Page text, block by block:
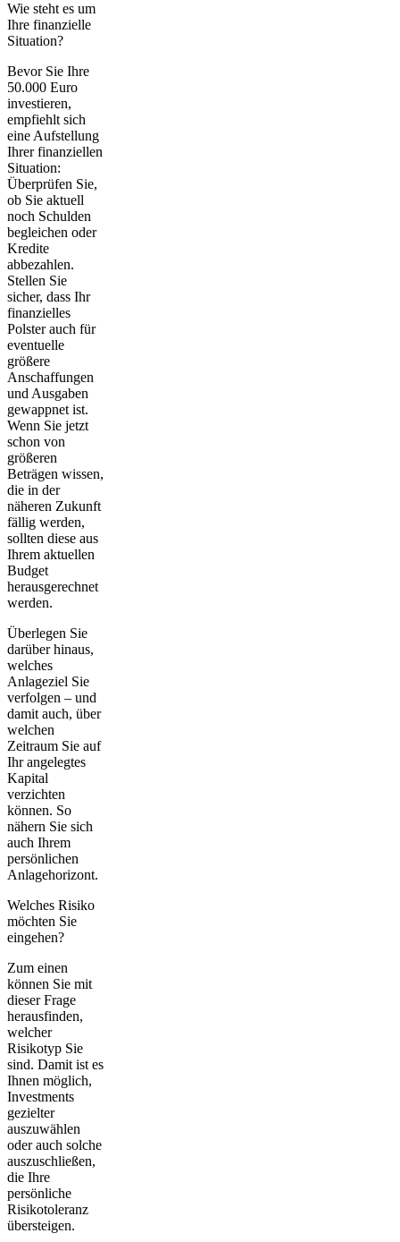
Wie steht es um
Ihre finanzielle
Situation?
Bevor Sie Ihre
50.000 Euro
investieren,
empfiehlt sich
eine Aufstellung
Ihrer finanziellen
Situation:
Überprüfen Sie,
ob Sie aktuell
noch Schulden
begleichen oder
Kredite
abbezahlen.
Stellen Sie
sicher, dass Ihr
finanzielles
Polster auch für
eventuelle
größere
Anschaffungen
und Ausgaben
gewappnet ist.
Wenn Sie jetzt
schon von
größeren
Beträgen wissen,
die in der
näheren Zukunft
fällig werden,
sollten diese aus
Ihrem aktuellen
Budget
herausgerechnet
werden.
Überlegen Sie
darüber hinaus,
welches
Anlageziel Sie
verfolgen – und
damit auch, über
welchen
Zeitraum Sie auf
Ihr angelegtes
Kapital
verzichten
können. So
nähern Sie sich
auch Ihrem
persönlichen
Anlagehorizont.
Welches Risiko
möchten Sie
eingehen?
Zum einen
können Sie mit
dieser Frage
herausfinden,
welcher
Risikotyp Sie
sind. Damit ist es
Ihnen möglich,
Investments
gezielter
auszuwählen
oder auch solche
auszuschließen,
die Ihre
persönliche
Risikotoleranz
übersteigen.